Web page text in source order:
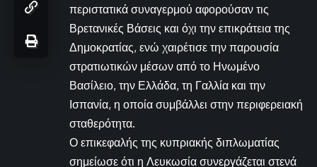
περιστατικά συναγερμού αφορούσαν τις
Βρετανικές Βάσεις και όχι την επικράτεια της
Δημοκρατίας, ενώ χαιρέτισε την παρουσία
στρατιωτικών μέσων από το Ηνωμένο
Βασίλειο, την Ελλάδα, τη Γαλλία και την
Ισπανία, η οποία συμβάλλει στην περιφερειακή
σταθερότητα.
Ο επικεφαλής της κυπριακής διπλωματίας
σημείωσε ότι η Λευκωσία συνεργάζεται στενά